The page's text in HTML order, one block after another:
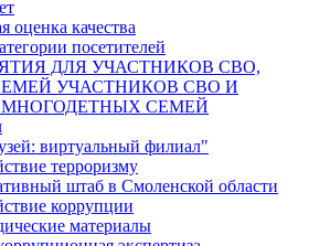
оценка качества
посетителей
ДЛЯ УЧАСТНИКОВ СВО,
УЧАСТНИКОВ СВО И
МНОГОДЕТНЫХ СЕМЕЙ
виртуальный филиал"
терроризму
штаб в Смоленской области
коррупции
материалы